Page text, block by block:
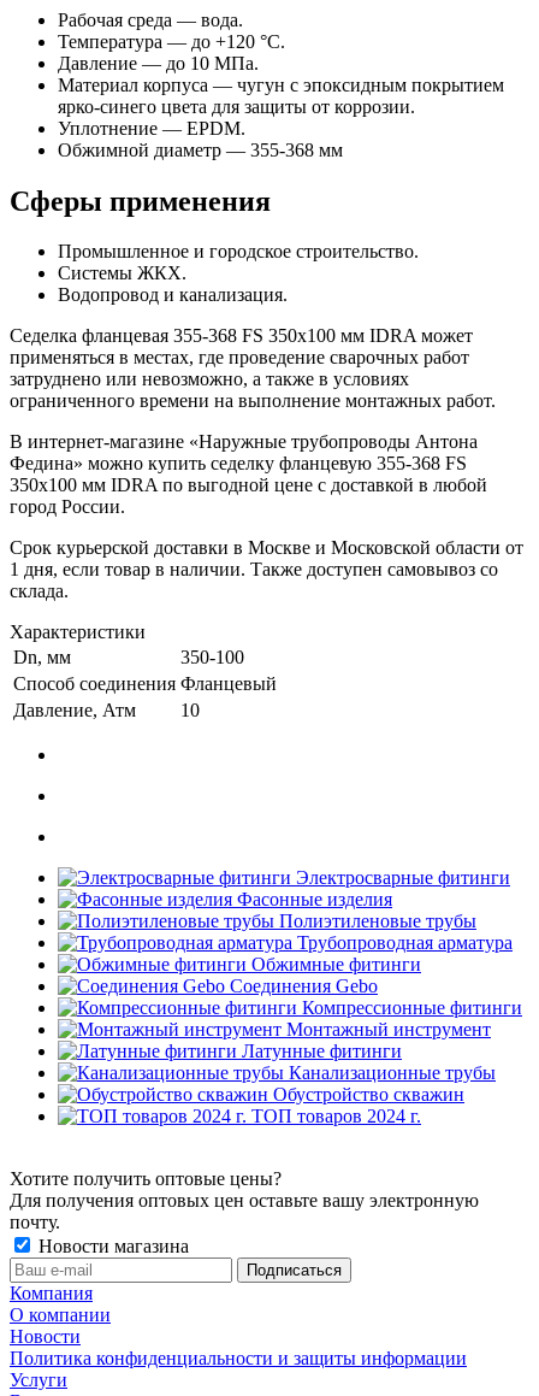
Рабочая среда — вода.
Температура — до +120 °C.
Давление — до 10 МПа.
Материал корпуса — чугун с эпоксидным покрытием
ярко-синего цвета для защиты от коррозии.
Уплотнение — EPDM.
Обжимной диаметр — 355-368 мм
Сферы применения
Промышленное и городское строительство.
Системы ЖКХ.
Водопровод и канализация.
Седелка фланцевая 355-368 FS 350х100 мм IDRA может
применяться в местах, где проведение сварочных работ
затруднено или невозможно, а также в условиях
ограниченного времени на выполнение монтажных работ.
В интернет-магазине «Наружные трубопроводы Антона
Федина» можно купить седелку фланцевую 355-368 FS
350х100 мм IDRA по выгодной цене с доставкой в любой
город России.
Срок курьерской доставки в Москве и Московской области от
1 дня, если товар в наличии. Также доступен самовывоз со
склада.
Характеристики
Dn, мм
350-100
Способ соединения Фланцевый
Давление, Атм
10
Электросварные фитинги
Фасонные изделия
Полиэтиленовые трубы
Трубопроводная арматура
Обжимные фитинги
Соединения Gebo
Компрессионные фитинги
Монтажный инструмент
Латунные фитинги
Канализационные трубы
Обустройство скважин
ТОП товаров 2024 г.
Хотите получить оптовые цены?
Для получения оптовых цен оставьте вашу электронную
почту.
Новости магазина
Компания
О компании
Новости
Политика конфиденциальности и защиты информации
Услуги